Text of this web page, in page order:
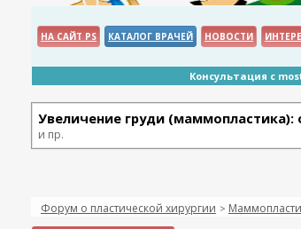
НА САЙТ PS КАТАЛОГ ВРАЧЕЙ НОВОСТИ
Консультация с
Увеличение груди (маммопластика):
и пр.
Форум о пластической хирургии >